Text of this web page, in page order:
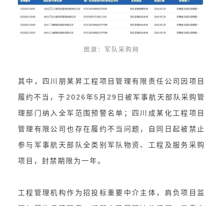
图源：军队采购网
其中，四川朋某昇工程项目管理有限责任公司因项目
履约不当，于2026年5月29日被军事航天部队采购管
理部门纳入全军范围预警名单；四川成某化工程项目
管理有限公司也存在履约不当问题，自同日起被禁止
参与军事航天部队全类别军队物资、工程及服务采购
项目，封禁期限为一年。
工程管理机构作为招投标重要中介主体，肩负项目监